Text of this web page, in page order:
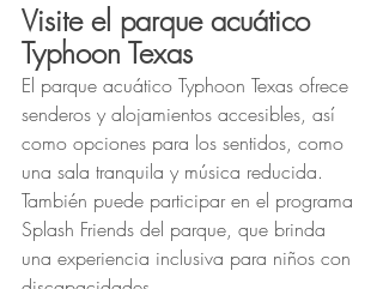
Visite el parque acuático
Typhoon Texas
El parque acuático Typhoon Texas ofrece
senderos y alojamientos accesibles, así
como opciones para los sentidos, como
una sala tranquila y música reducida.
También puede participar en el programa
Splash Friends del parque, que brinda
una experiencia inclusiva para niños con